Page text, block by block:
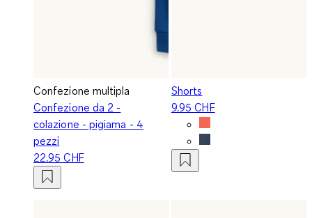
Confezione multipla
Confezione da 2 -
colazione - pigiama - 4
pezzi
22.95 CHF
Shorts
9.95 CHF